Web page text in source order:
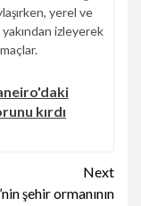
yerel ve
izleyerek
kırdı
Next
şehir ormanının